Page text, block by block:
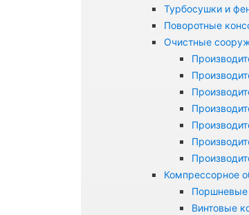
Турбосушки и
Поворотные
Очистные
Компрессорное
Винтовые